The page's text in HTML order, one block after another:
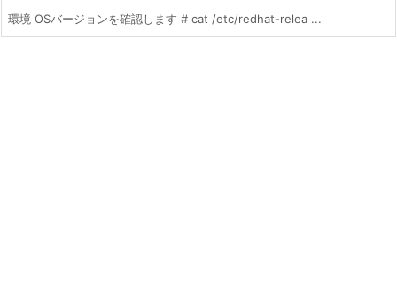
環境 OSバージョンを確認します # cat /etc/redhat-relea ...